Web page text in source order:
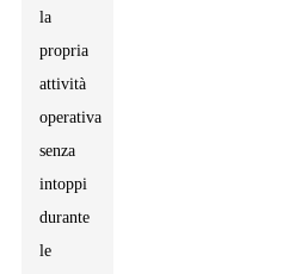
la
propria
attività
operativa
senza
intoppi
durante
le